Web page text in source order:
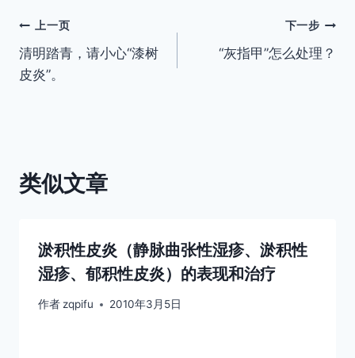
文
章
上一页
清明踏青，请小心“漆树
皮炎”。
下一步
“灰指甲”怎么处理？
类似文章
淤积性皮炎（静脉曲张性湿疹、淤积性
湿疹、郁积性皮炎）的表现和治疗
作者zqpifu 2010年3月5日